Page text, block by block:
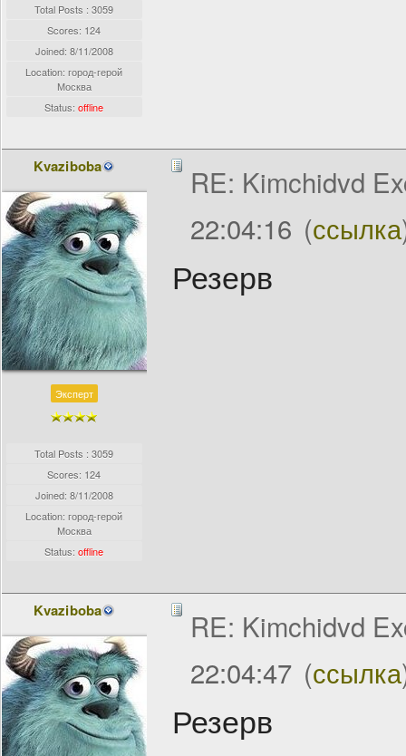
Total Posts : 3059
Scores: 124
Joined: 8/11/2008
Location: город-герой
Москва
Status:offline
Kvaziboba
Эксперт
Total Posts : 3059
Scores: 124
Joined: 8/11/2008
Location: город-герой
Москва
Status:offline
RE: Kimchidvd
22:04:16 (ссылка
Резерв
Kvaziboba
RE: Kimchidvd
22:04:47 (ссылка
Резерв